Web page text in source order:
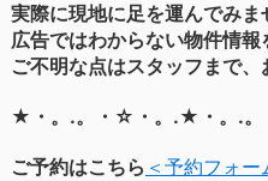
実際に現地に足を運んでみま
広告ではわからない物件情報
ご不明な点はスタッフまで、
★・。.。・☆・。.★・。.。
ご予約はこちら ＜予約フォー